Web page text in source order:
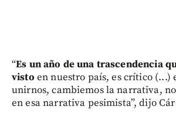
“Es un año de una trascendencia
visto en nuestro país, es crítico (...)
unirnos, cambiemos la narrativa,
en esa narrativa pesimista”, dijo